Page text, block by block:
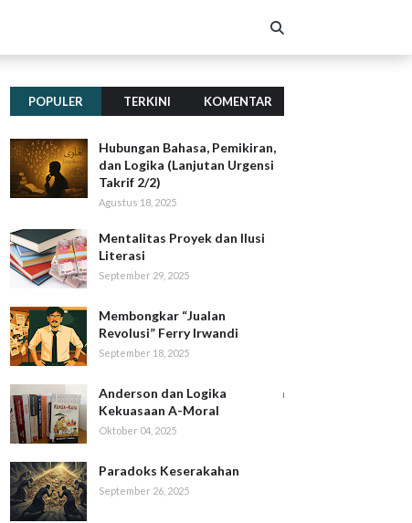
POPULER TERKINI KOMENTAR
Hubungan Bahasa, Pemikiran,
dan Logika (Lanjutan Urgensi
Takrif 2/2)
Agustus 18, 2025
Mentalitas Proyek dan Ilusi
Literasi
September 29, 2025
Membongkar “Jualan
Revolusi” Ferry Irwandi
September 18, 2025
Anderson dan Logika
Kekuasaan A-Moral
Oktober 04, 2025
Paradoks Keserakahan
September 26, 2025